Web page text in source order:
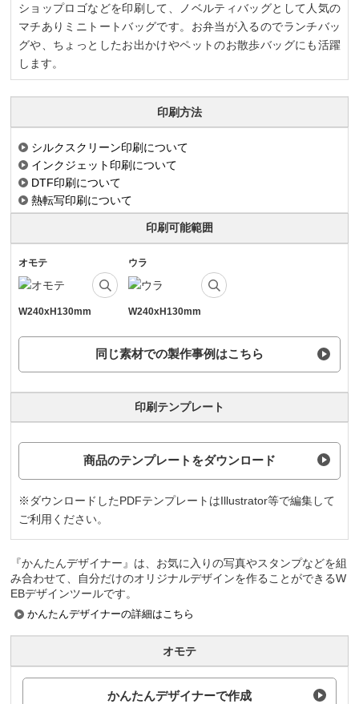
ショップロゴなどを印刷して、ノベルティバッグとして人気の
マチありミニトートバッグです。お弁当が入るのでランチバッ
グや、ちょっとしたお出かけやペットのお散歩バッグにも活躍
します。
印刷方法
シルクスクリーン印刷について
インクジェット印刷について
DTF印刷について
熱転写印刷について
印刷可能範囲
オモテ
W240xH130mm
ウラ
W240xH130mm
同じ素材での製作事例はこちら
印刷テンプレート
商品のテンプレートをダウンロード
※ダウンロードしたPDFテンプレートはIllustrator等で編集して
ご利用ください。
『かんたんデザイナー』は、お気に入りの写真やスタンプなどを組
み合わせて、自分だけのオリジナルデザインを作ることができるW
EBデザインツールです。
かんたんデザイナーの詳細はこちら
オモテ
かんたんデザイナーで作成